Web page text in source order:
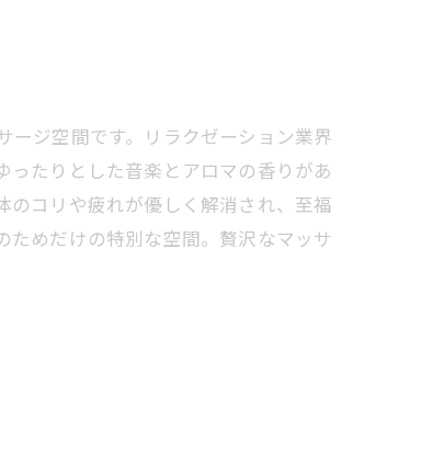
ジ空間です。リラクゼーション業界
たりとした音楽とアロマの香りがあ
コリや疲れが優しく解消され、至福
めだけの特別な空間。贅沢なマッサ